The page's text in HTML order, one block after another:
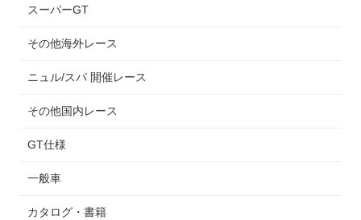
スーパーGT
その他海外レース
ニュル/スパ 開催レース
その他国内レース
GT仕様
一般車
カタログ・書籍